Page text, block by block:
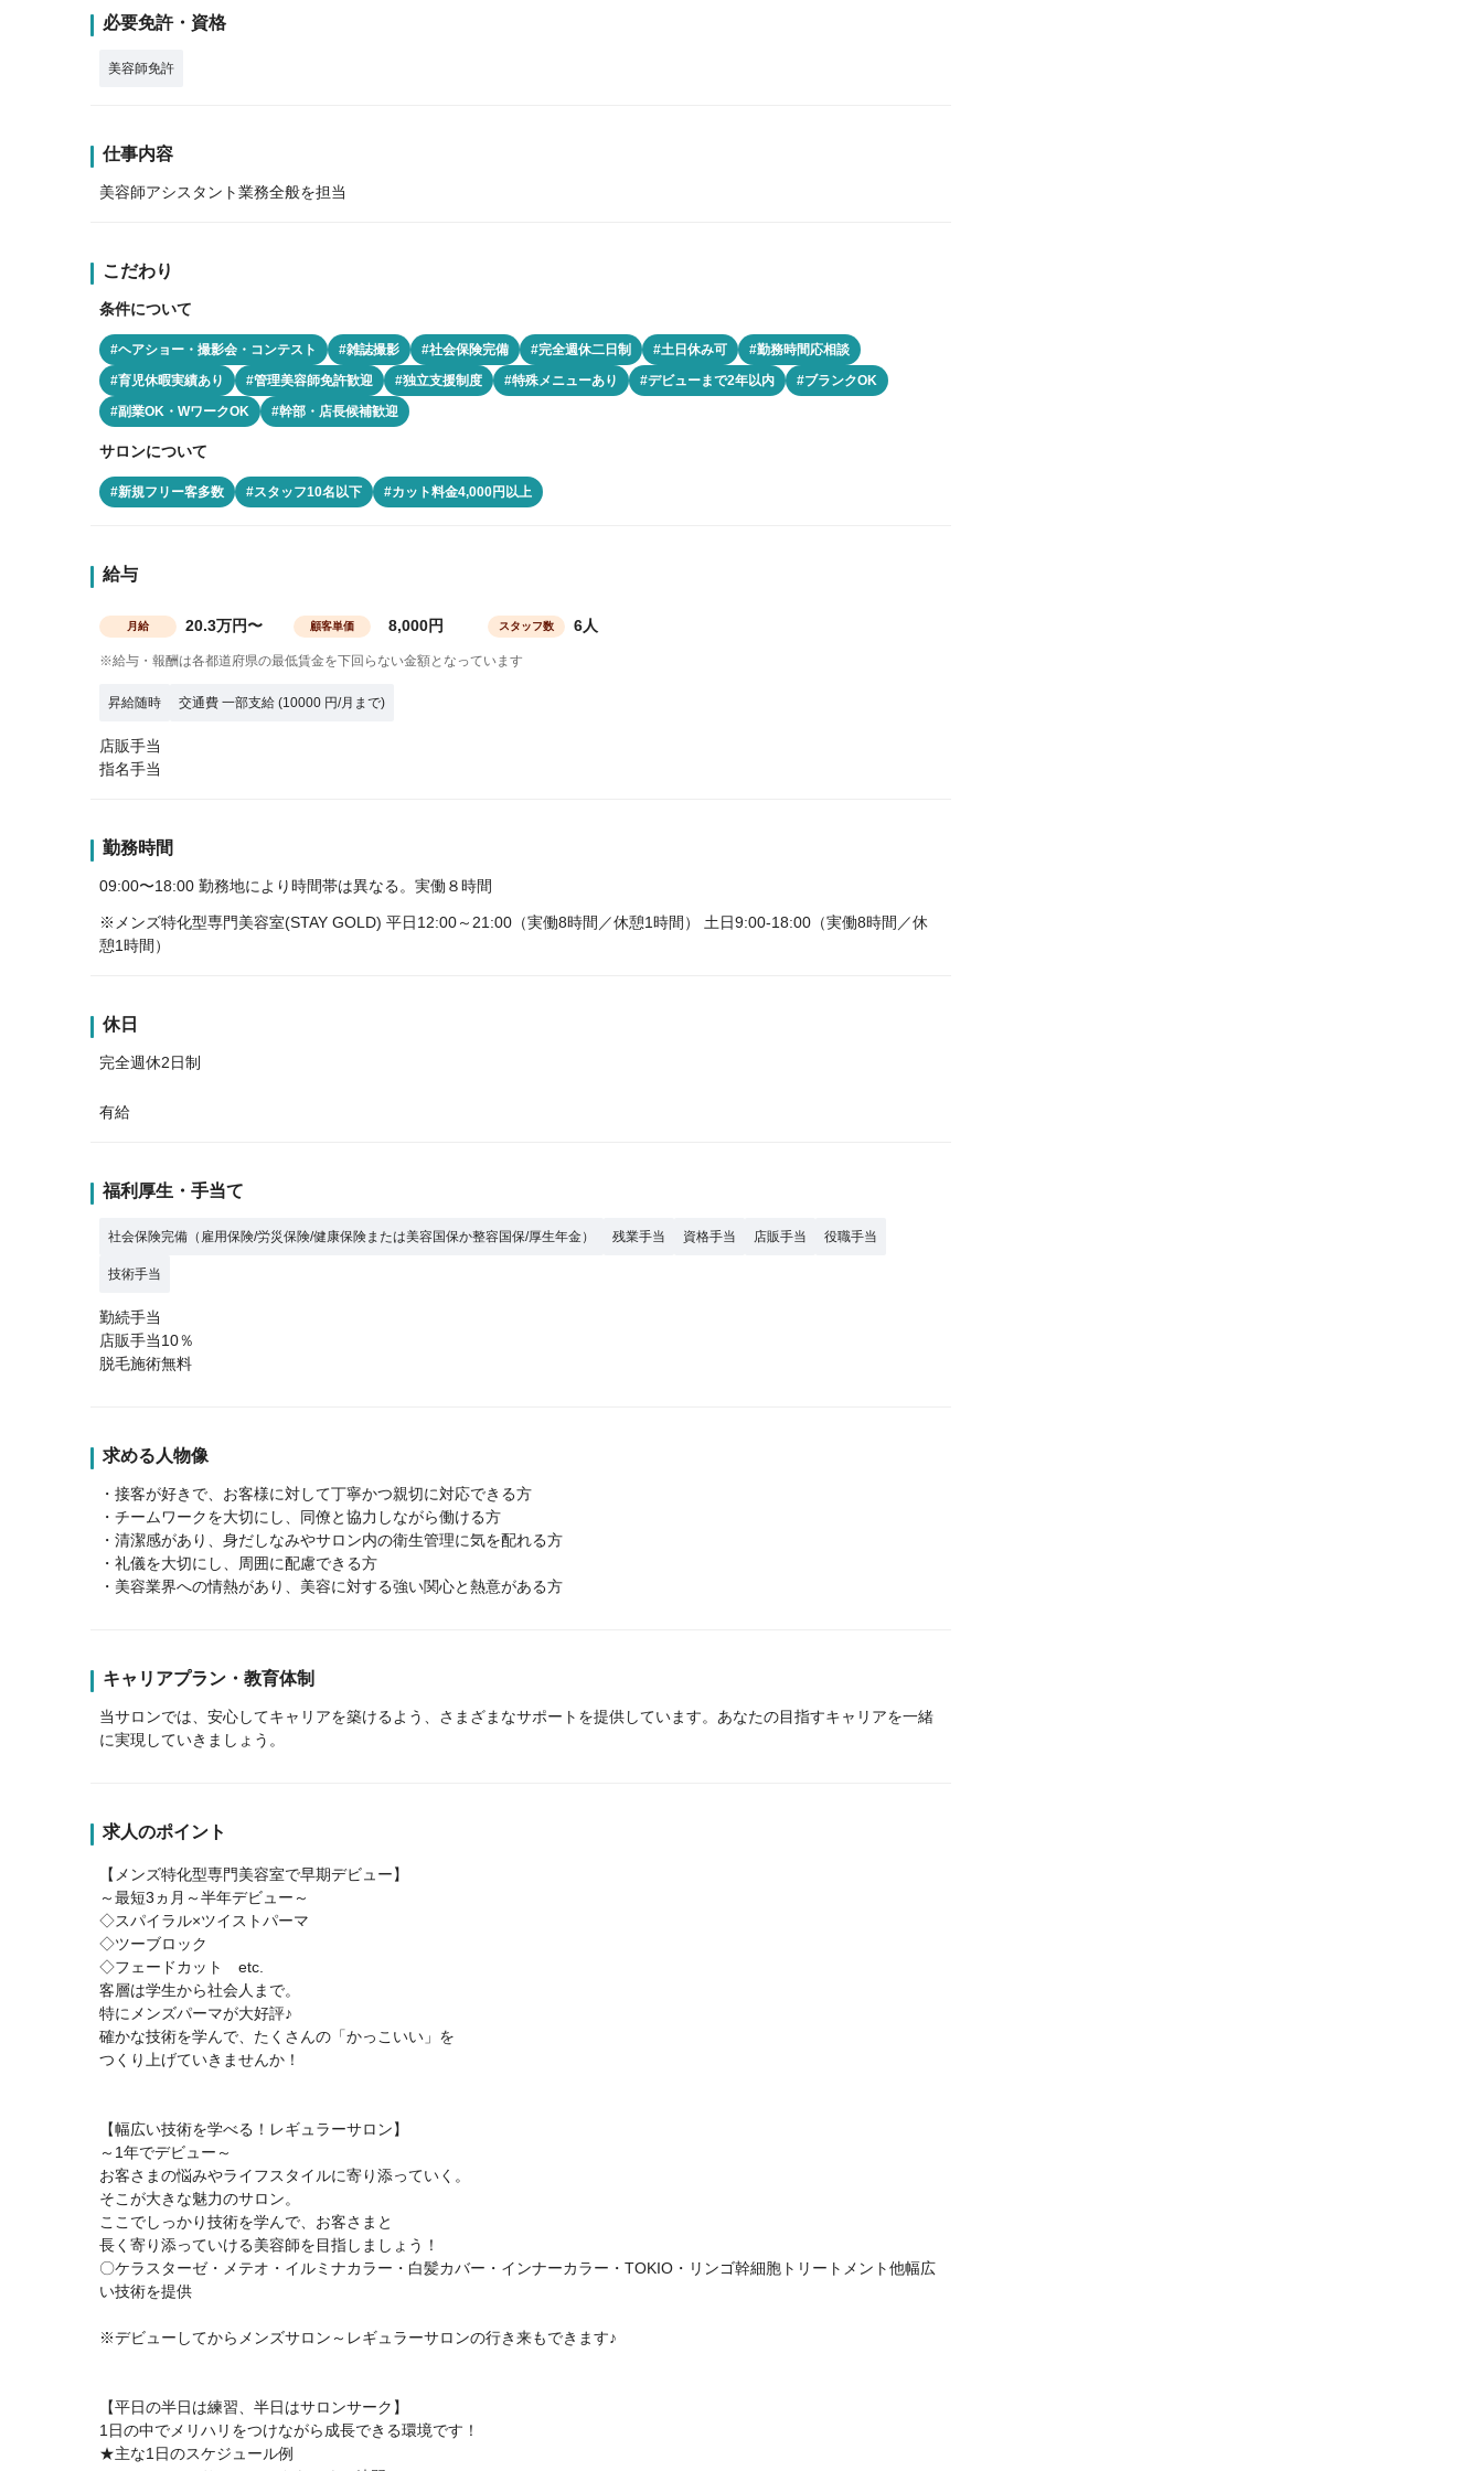
必要免許・資格
美容師免許
仕事内容
美容師アシスタント業務全般を担当
こだわり
条件について
#ヘアショー・撮影会・コンテスト #雑誌撮影 #社会保険完備 #完全週休二日制 #土日休み可
#勤務時間応相談
#育児休暇実績あり
#管理美容師免許歓迎 #独立支援制度 #特殊メニューあり #デビューまで2年以内
#ブランクOK
#副業OK・WワークOK
#幹部・店長候補歓迎
サロンについて
#新規フリー客多数 #スタッフ10名以下 #カット料金4,000円以上
給与
月給 20.3万円〜 顧客単価 8,000円 スタッフ数 6人
※給与・報酬は各都道府県の最低賃金を下回らない金額となっています
昇給随時 交通費 一部支給 (10000 円/月まで)
店販手当
指名手当
勤務時間
09:00〜18:00 勤務地により時間帯は異なる。実働８時間
※メンズ特化型専門美容室(STAY GOLD) 平日12:00～21:00（実働8時間／休憩1時間） 土日9:00-18:00（実働8時間／休
憩1時間）
休日
完全週休2日制
有給
福利厚生・手当て
社会保険完備（雇用保険/労災保険/健康保険または美容国保か整容国保/厚生年金） 残業手当 資格手当 店販手当 役職手当
技術手当
勤続手当
店販手当10％
脱毛施術無料
求める人物像
・接客が好きで、お客様に対して丁寧かつ親切に対応できる方
・チームワークを大切にし、同僚と協力しながら働ける方
・清潔感があり、身だしなみやサロン内の衛生管理に気を配れる方
・礼儀を大切にし、周囲に配慮できる方
・美容業界への情熱があり、美容に対する強い関心と熱意がある方
キャリアプラン・教育体制
当サロンでは、安心してキャリアを築けるよう、さまざまなサポートを提供しています。あなたの目指すキャリアを一緒
に実現していきましょう。
求人のポイント
【メンズ特化型専門美容室で早期デビュー】
～最短3ヵ月～半年デビュー～
◇スパイラル×ツイストパーマ
◇ツーブロック
◇フェードカット etc.
客層は学生から社会人まで。
特にメンズパーマが大好評♪
確かな技術を学んで、たくさんの「かっこいい」を
つくり上げていきませんか！
【幅広い技術を学べる！レギュラーサロン】
～1年でデビュー～
お客さまの悩みやライフスタイルに寄り添っていく。
そこが大きな魅力のサロン。
ここでしっかり技術を学んで、お客さまと
長く寄り添っていける美容師を目指しましょう！
〇ケラスターゼ・メテオ・イルミナカラー・白髪カバー・インナーカラー・TOKIO・リンゴ幹細胞トリートメント他幅広
い技術を提供
※デビューしてからメンズサロン～レギュラーサロンの行き来もできます♪
【平日の半日は練習、半日はサロンサーク】
1日の中でメリハリをつけながら成長できる環境です！
★主な1日のスケジュール例